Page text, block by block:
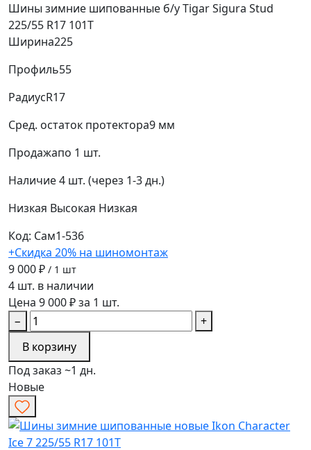
Шины зимние шипованные б/у Tigar Sigura Stud
225/55 R17 101T
Ширина225
Профиль55
РадиусR17
Сред. остаток протектора9 мм
Продажапо 1 шт.
Наличие4 шт. (через 1-3 дн.)
Низкая Высокая Низкая
Код: Сам1-536
+Скидка 20% на шиномонтаж
9 000 ₽ / 1 шт
4 шт. в наличии
Цена 9 000 ₽ за 1 шт.
−
+
В корзину
Под заказ ~1 дн.
Новые